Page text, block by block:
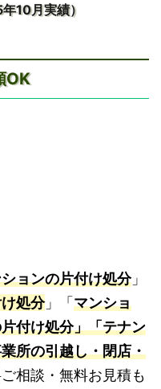
10月実績）
OK
ョンの片付け処分」
処分」「 マンショ
付け処分」「テナン
所の引越し・閉店・
ご相談・無料お見積も